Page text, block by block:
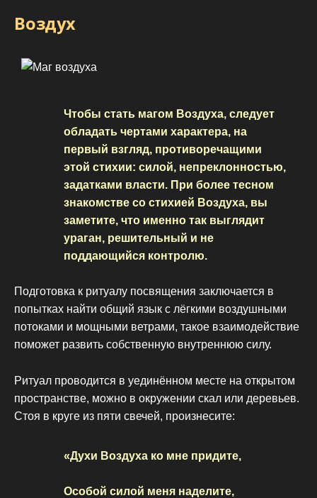
Воздух
Чтобы стать магом Воздуха, следует
обладать чертами характера, на
первый взгляд, противоречащими
этой стихии: силой, непреклонностью,
задатками власти. При более тесном
знакомстве со стихией Воздуха, вы
заметите, что именно так выглядит
ураган, решительный и не
поддающийся контролю.
Подготовка к ритуалу посвящения заключается в
попытках найти общий язык с лёгкими воздушными
потоками и мощными ветрами, такое взаимодействие
поможет развить собственную внутреннюю силу.
Ритуал проводится в уединённом месте на открытом
пространстве, можно в окружении скал или деревьев.
Стоя в круге из пяти свечей, произнесите:
«Духи Воздуха ко мне придите,
Особой силой меня наделите,